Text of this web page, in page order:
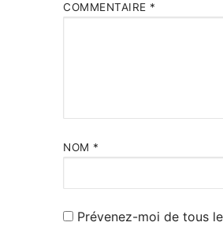
COMMENTAIRE *
NOM *
Prévenez-moi de tous